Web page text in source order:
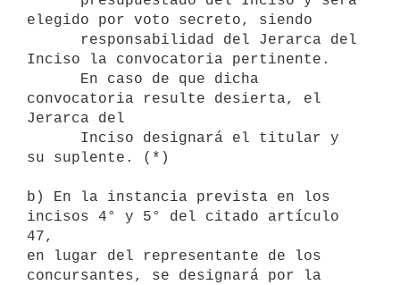
elegido por voto secreto, siendo
Inciso la convocatoria pertinente.
convocatoria resulte desierta, el
Jerarca del
su suplente. (*)
b) En la instancia prevista en los
incisos 4° y 5° del citado artículo
47,
en lugar del representante de los
concursantes, se designará por la